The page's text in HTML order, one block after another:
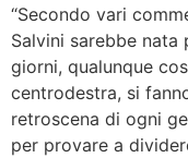
“Secondo vari
Salvini sarebbe nata
giorni, qualunque
centrodestra, si
retroscena di ogni
per provare a